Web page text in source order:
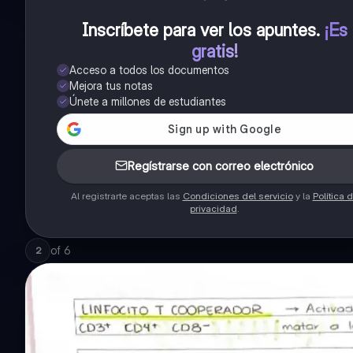
Inscríbete para ver los apuntes. ¡Es
gratis!
Acceso a todos los documentos
Mejora tus notas
Únete a millones de estudiantes
Regístrarse con correo electrónico
Al registrarte aceptas las Condiciones del servicioy la Política
privacidad.
2 of 6